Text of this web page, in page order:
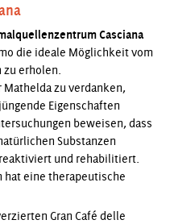
Casciana
die ideale Möglichkeit vom
erholen.
Mathelda zu verdanken,
Eigenschaften
beweisen, dass
Substanzen
und rehabilitiert.
hat eine therapeutische
Gran Café delle